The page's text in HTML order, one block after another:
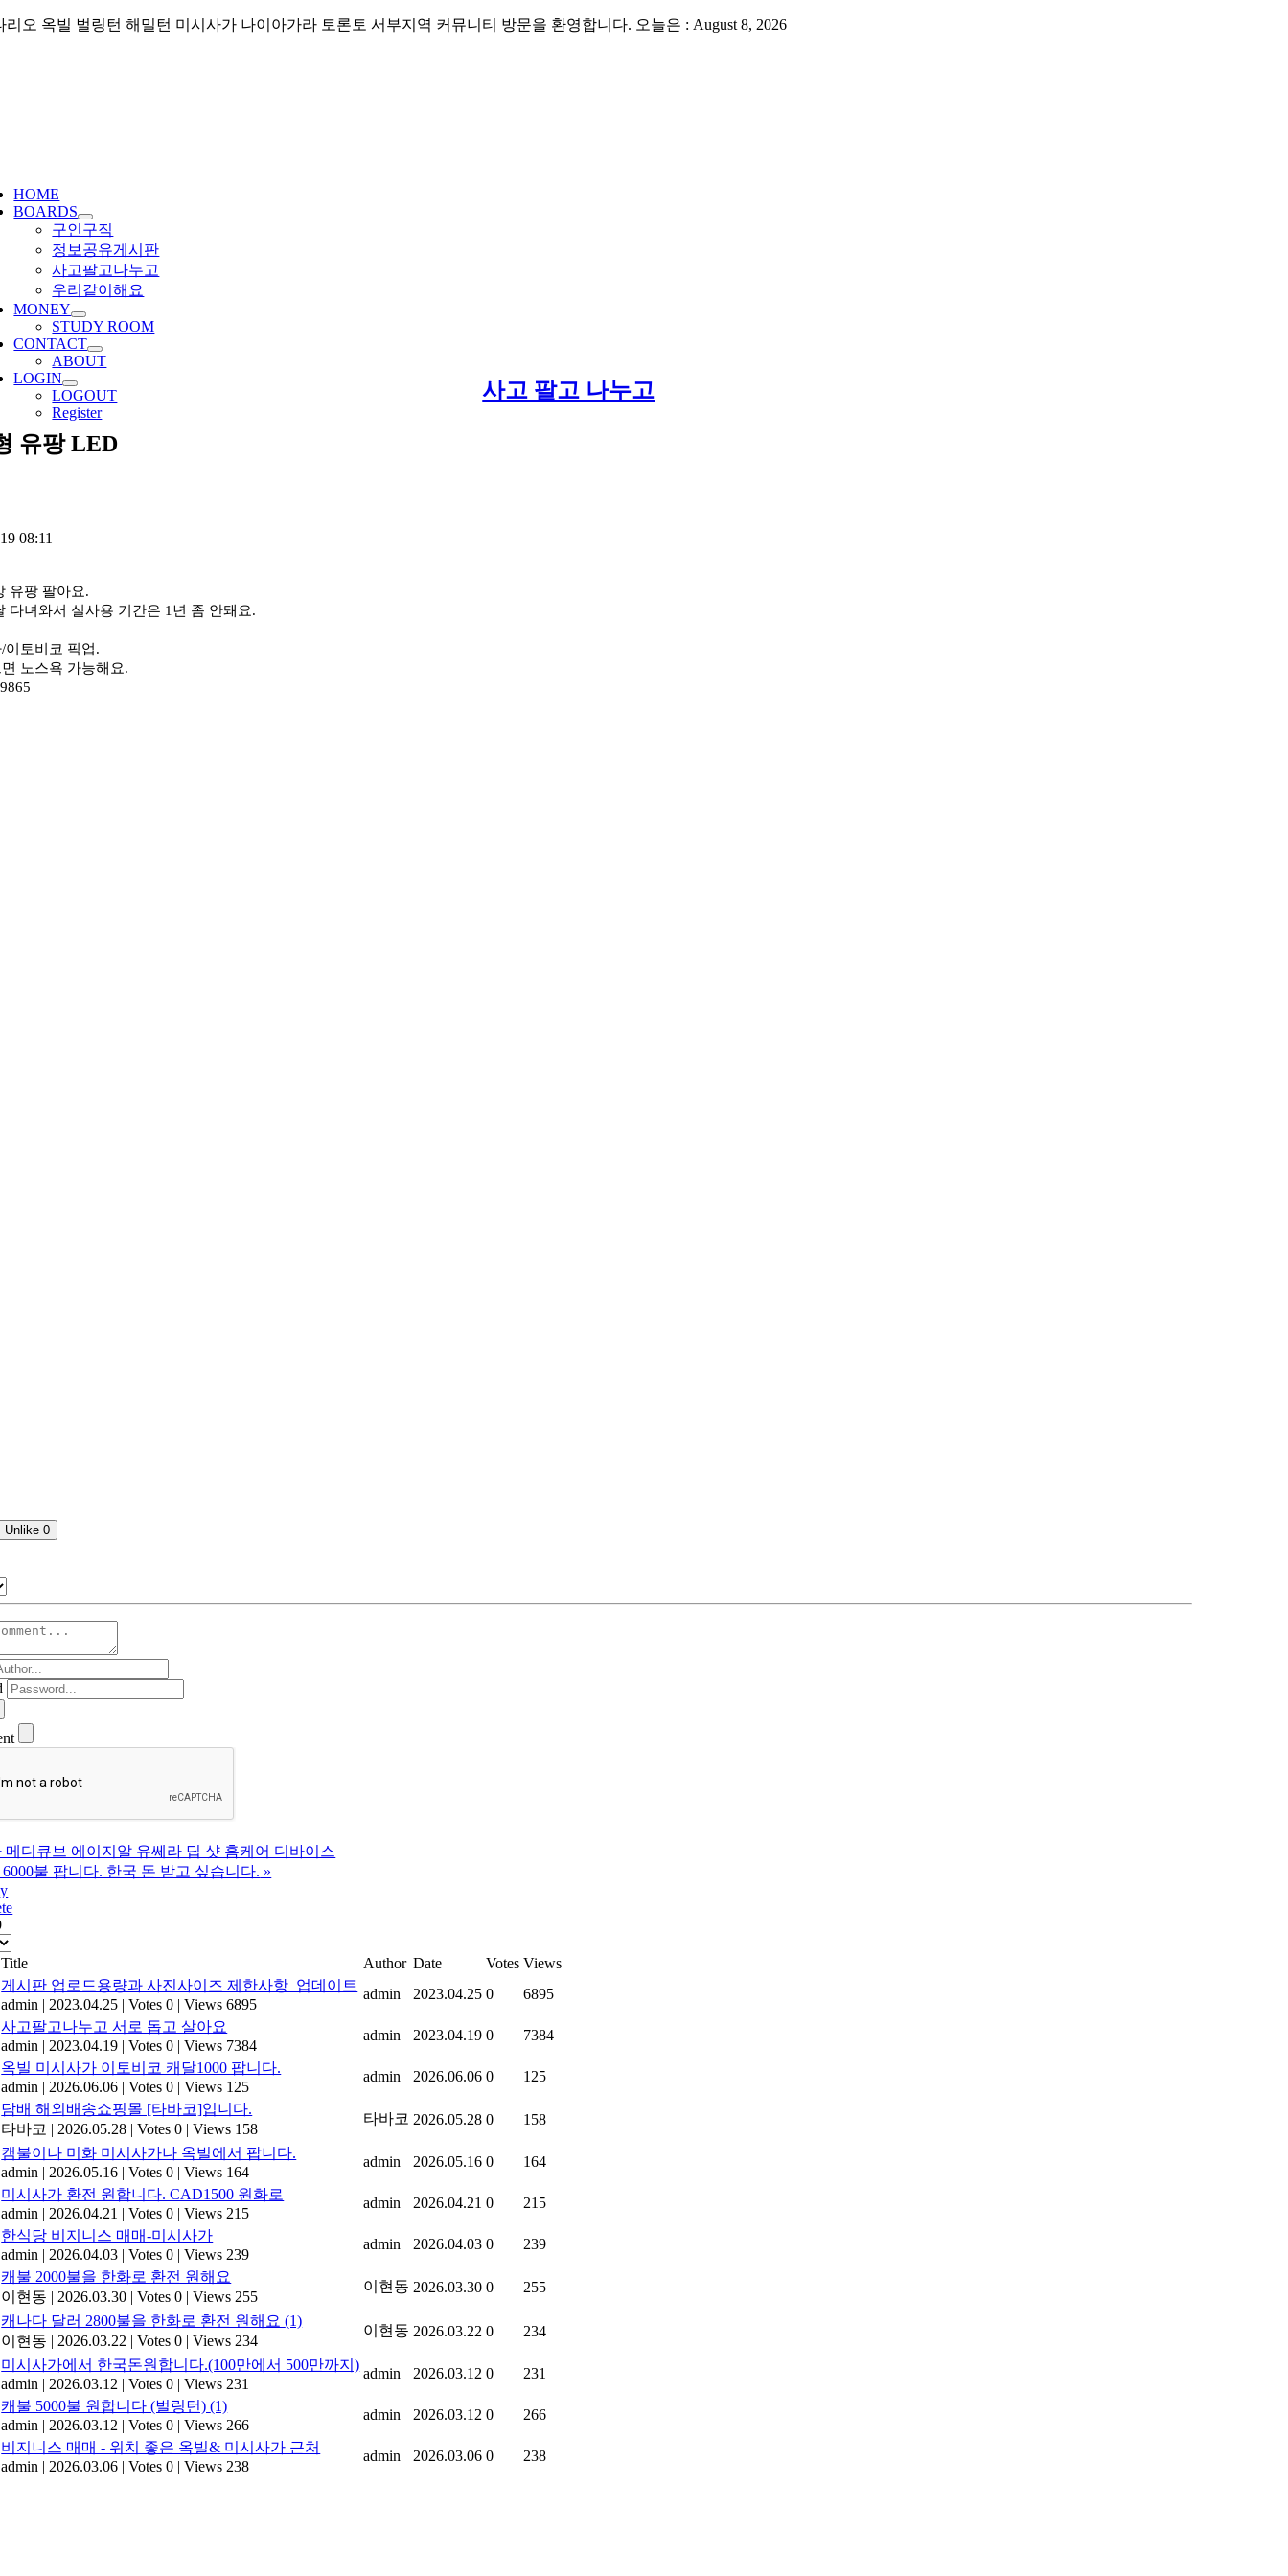
Skip
리오 옥빌 벌링턴 해밀턴 미시사가 나이아가라 토론토 서부지역 커뮤니티 방문을 환영합니다. 오늘은 : August 8, 2026
HOME
BOARDS
구인구직
정보공유게시판
사고팔고나누고
우리같이해요
MONEY
STUDY ROOM
CONTACT
ABOUT
LOGIN
LOGOUT
Register
사고 팔고 나누고
유팡 LED
08:11
유팡 팔아요.
다녀와서 실사용 기간은 1년 좀 안돼요.
이토비코 픽업.
노스욕 가능해요.
Unlike0
메디큐브 에이지알 유쎄라 딥 샷 홈케어 디바이스
불 팝니다. 한국 돈 받고 싶습니다. »
Title Author Date Votes Views
게시판 업로드용량과 사진사이즈 제한사항_업데이트
admin | 2023.04.25 | Votes 0 | Views 6895
admin 2023.04.25 0
6895
사고팔고나누고 서로 돕고 살아요
admin | 2023.04.19 | Votes 0 | Views 7384
admin 2023.04.19 0
7384
옥빌 미시사가 이토비코 캐달1000 팝니다.
admin | 2026.06.06 | Votes 0 | Views 125
admin 2026.06.06 0
125
담배 해외배송쇼핑몰 [타바코]입니다.
타바코 | 2026.05.28 | Votes 0 | Views 158
타바코 2026.05.28 0 158
캠불이나 미화 미시사가나 옥빌에서 팝니다.
admin | 2026.05.16 | Votes 0 | Views 164
admin 2026.05.16 0
164
미시사가 환전 원합니다. CAD1500 원화로
admin | 2026.04.21 | Votes 0 | Views 215
admin 2026.04.21 0
215
한식당 비지니스 매매-미시사가
admin | 2026.04.03 | Votes 0 | Views 239
admin 2026.04.03 0
239
캐불 2000불을 한화로 환전 원해요
이현동 | 2026.03.30 | Votes 0 | Views 255
이현동 2026.03.30 0 255
캐나다 달러 2800불을 한화로 환전 원해요(1)
이현동 | 2026.03.22 | Votes 0 | Views 234
이현동 2026.03.22 0 234
미시사가에서 한국돈원합니다.(100만에서 500만까지)
admin | 2026.03.12 | Votes 0 | Views 231
admin 2026.03.12 0
231
캐불 5000불 원합니다 (벌링턴)(1)
admin | 2026.03.12 | Votes 0 | Views 266
admin 2026.03.12 0
266
비지니스 매매 - 위치 좋은 옥빌& 미시사가 근처
admin | 2026.03.06 | Votes 0 | Views 238
admin 2026.03.06 0 238